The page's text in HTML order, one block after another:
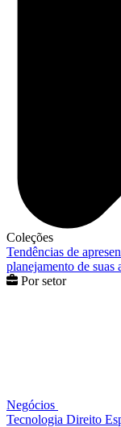
Coleções
Tendências de
planejamento de suas
Por setor
Negócios
Tecnologia Direito